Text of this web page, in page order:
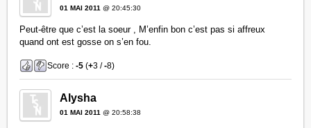
01 MAI 2011 @ 20:45:30
Peut-être que c’est la soeur , M’enfin bon c’est pas si affreux
quand ont est gosse on s’en fou.
Score :-5 (+3 /-8)
Alysha
01 MAI 2011 @ 20:58:38